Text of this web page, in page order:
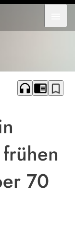
headphones chrome_reader_mode bookmark_border
70